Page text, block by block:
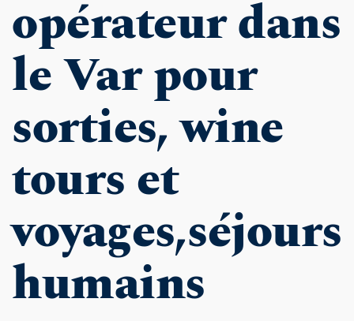
opérateur dans
le Var pour
sorties, wine
tours et
voyages,séjours
humains